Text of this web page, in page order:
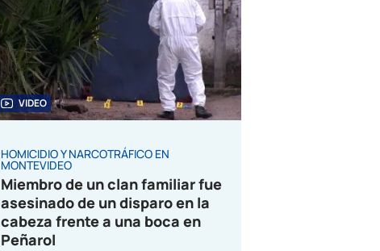
VIDEO
HOMICIDIO Y NARCOTRÁFICO EN
MONTEVIDEO
Miembro de un clan familiar fue
asesinado de un disparo en la
cabeza frente a una boca en
Peñarol